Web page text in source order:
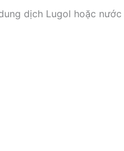
dịch Lugol hoặc nước